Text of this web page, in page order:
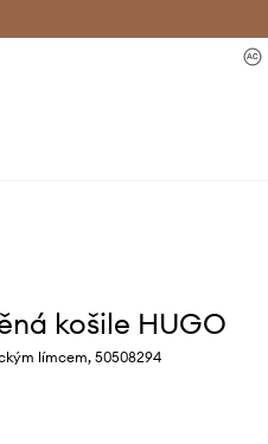
košile HUGO
límcem, 50508294